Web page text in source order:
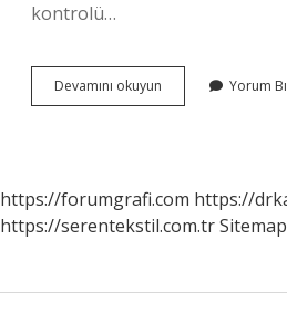
kontrolü…
Devamını okuyun
Kadın
Yorum
https://forumgrafi.com https://
https://serentekstil.com.trSitemap